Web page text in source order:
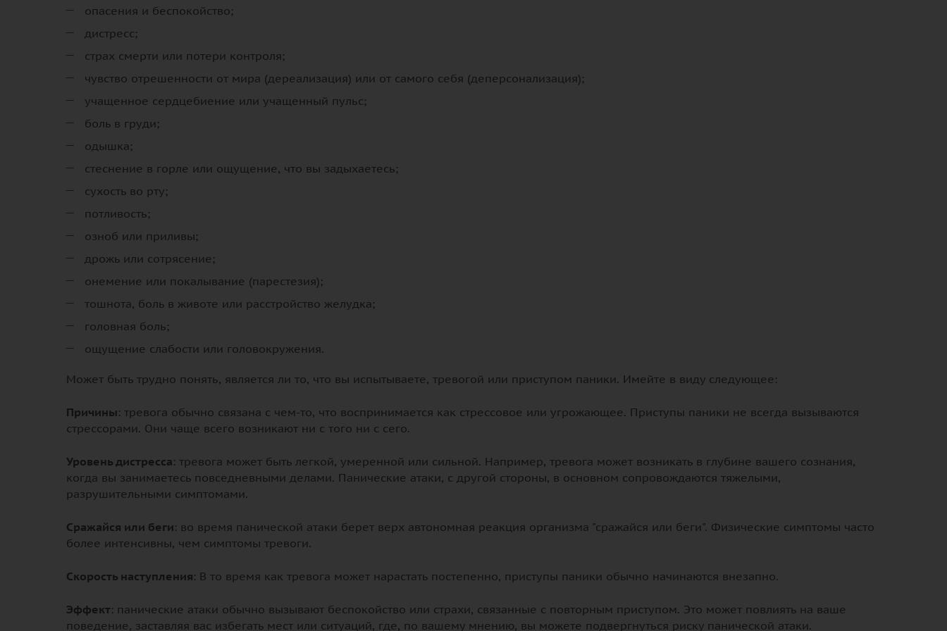
опасения и беспокойство;
дистресс;
страх смерти или потери контроля;
чувство отрешенности от мира (дереализация) или от самого себя (деперсонализация);
учащенное сердцебиение или учащенный пульс;
боль в груди;
одышка;
стеснение в горле или ощущение, что вы задыхаетесь;
сухость во рту;
потливость;
озноб или приливы;
дрожь или сотрясение;
онемение или покалывание (парестезия);
тошнота, боль в животе или расстройство желудка;
головная боль;
ощущение слабости или головокружения.
Может быть трудно понять, является ли то, что вы испытываете, тревогой или приступом паники. Имейте в виду следующее:
Причины: тревога обычно связана с чем-то, что воспринимается как стрессовое или угрожающее. Приступы паники не всегда вызываются
стрессорами. Они чаще всего возникают ни с того ни с сего.
Уровень дистресса: тревога может быть легкой, умеренной или сильной. Например, тревога может возникать в глубине вашего сознания,
когда вы занимаетесь повседневными делами. Панические атаки, с другой стороны, в основном сопровождаются тяжелыми,
разрушительными симптомами.
Сражайся или беги: во время панической атаки берет верх автономная реакция организма "сражайся или беги". Физические симптомы часто
более интенсивны, чем симптомы тревоги.
Скорость наступления: В то время как тревога может нарастать постепенно, приступы паники обычно начинаются внезапно.
Эффект: панические атаки обычно вызывают беспокойство или страхи, связанные с повторным приступом. Это может повлиять на ваше
поведение, заставляя вас избегать мест или ситуаций, где, по вашему мнению, вы можете подвергнуться риску панической атаки.